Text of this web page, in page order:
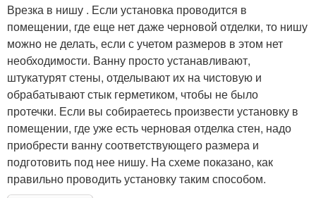
Врезка в нишу . Если установка проводится в
помещении, где еще нет даже черновой отделки, то нишу
можно не делать, если с учетом размеров в этом нет
необходимости. Ванну просто устанавливают,
штукатурят стены, отделывают их на чистовую и
обрабатывают стык герметиком, чтобы не было
протечки. Если вы собираетесь произвести установку в
помещении, где уже есть черновая отделка стен, надо
приобрести ванну соответствующего размера и
подготовить под нее нишу. На схеме показано, как
правильно проводить установку таким способом.